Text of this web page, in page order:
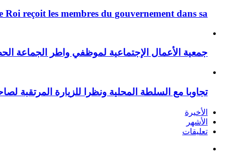
Roi reçoit les membres du gouvernement dans sa ...
جمعية الأعمال الإجتماعية لموظفي واطر الجماعة
تجاوبا مع السلطة المحلية ونظرا للزيارة المرتقبة
الأخيرة
الأشهر
تعليقات